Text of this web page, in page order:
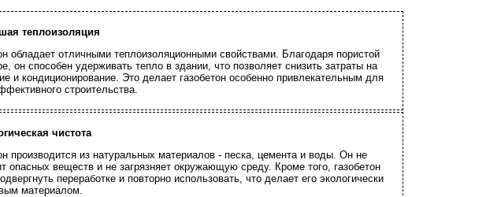
теплоизоляция
обладает отличными теплоизоляционными свойствами. Благодаря пористой
он способен удерживать тепло в здании, что позволяет снизить затраты на
и кондиционирование. Это делает газобетон особенно привлекательным для
строительства.
чистота
производится из натуральных материалов - песка, цемента и воды. Он не
опасных веществ и не загрязняет окружающую среду. Кроме того, газобетон
переработке и повторно использовать, что делает его экологически
материалом.